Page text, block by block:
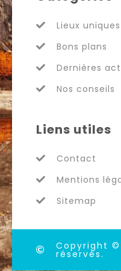
Lieux uniques
Bons plans
Dernières
Nos conseils
Liens utiles
Contact
Mentions
Sitemap
Copyright ©
réservés.